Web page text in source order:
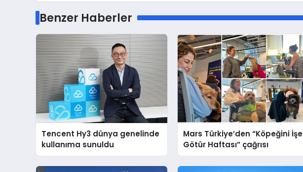
Benzer Haberler
Tencent Hy3 dünya genelinde
kullanıma sunuldu
Mars Türkiye’den “Köpeğini İşe
Götür Haftası” çağrısı